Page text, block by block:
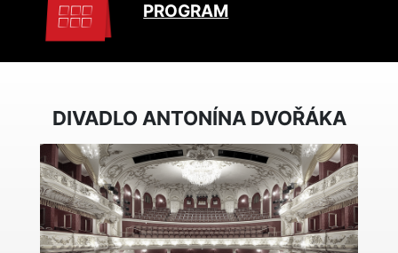
PROGRAM
DIVADLO ANTONÍNA DVOŘÁKA